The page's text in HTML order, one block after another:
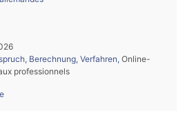
Berechnung, Verfahren, Online-
professionnels